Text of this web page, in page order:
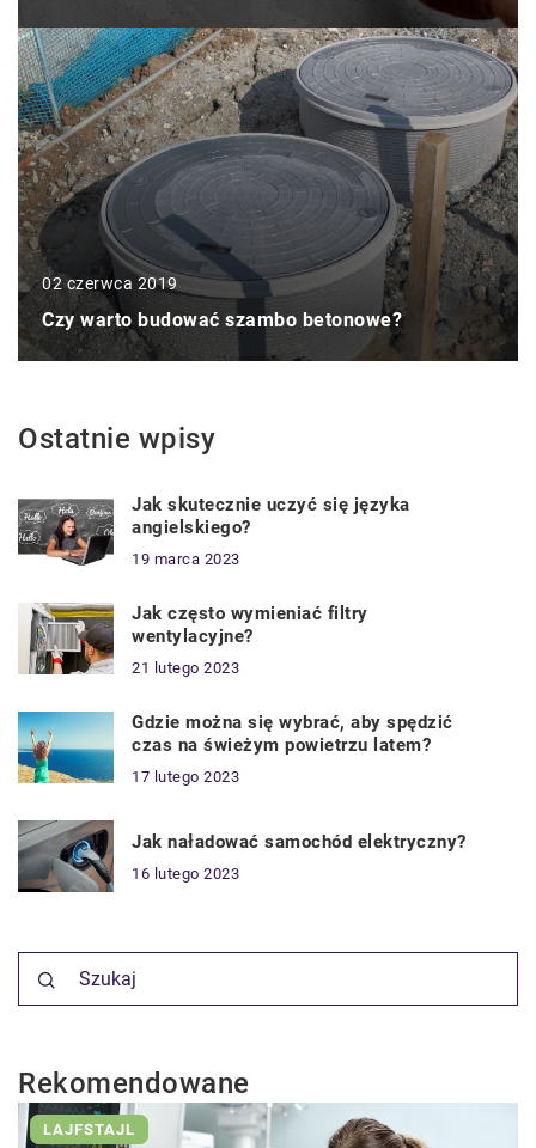
02 czerwca 2019
Czy warto budować szambo betonowe?
Ostatnie wpisy
Jak skutecznie uczyć się języka
angielskiego?
19 marca 2023
Jak często wymieniać filtry
wentylacyjne?
21 lutego 2023
Gdzie można się wybrać, aby spędzić
czas na świeżym powietrzu latem?
17 lutego 2023
Jak naładować samochód elektryczny?
16 lutego 2023
Rekomendowane
LAJFSTAJL